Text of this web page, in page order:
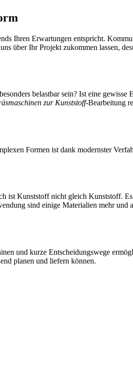
Ihren Erwartungen entspricht.
über Ihr Projekt zukommen lassen,
belastbar sein? Ist eine
zur Kunststoff-Bearbeitung
Formen ist dank modernster
ist Kunststoff nicht gleich Kunststoff.
sind einige Materialien mehr und
und kurze Entscheidungswege
planen und liefern können.